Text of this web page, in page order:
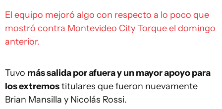
El equipo mejoró algo con respecto a lo poco que
mostró contra Montevideo City Torque el domingo
anterior.
Tuvo más salida por afuera y un mayor apoyo para
los extremostitulares que fueron nuevamente
Brian Mansilla y Nicolás Rossi.